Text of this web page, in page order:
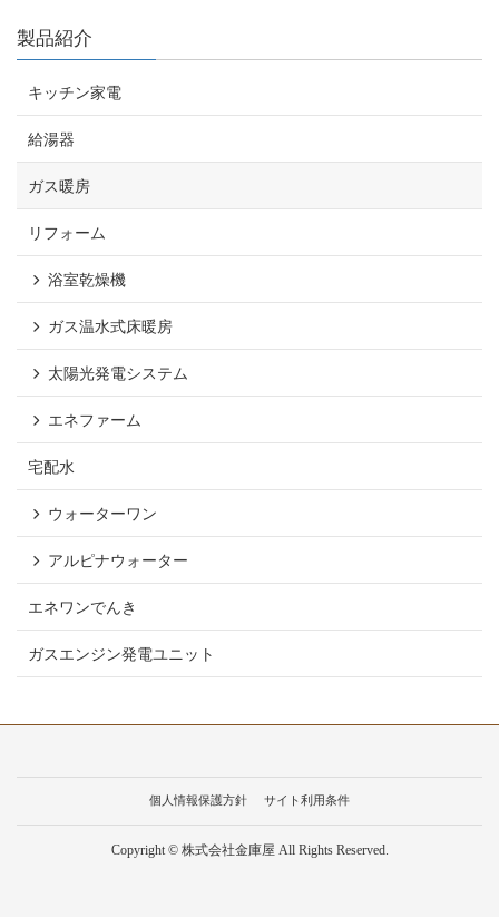
製品紹介
キッチン家電
給湯器
ガス暖房
リフォーム
浴室乾燥機
ガス温水式床暖房
太陽光発電システム
エネファーム
宅配水
ウォーターワン
アルピナウォーター
エネワンでんき
ガスエンジン発電ユニット
個人情報保護方針 サイト利用条件
Copyright © 株式会社金庫屋 All Rights Reserved.